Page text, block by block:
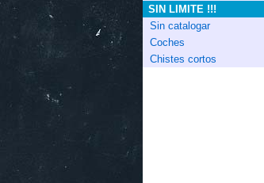
SIN LIMITE !!!
Sin catalogar
Coches
Chistes cortos